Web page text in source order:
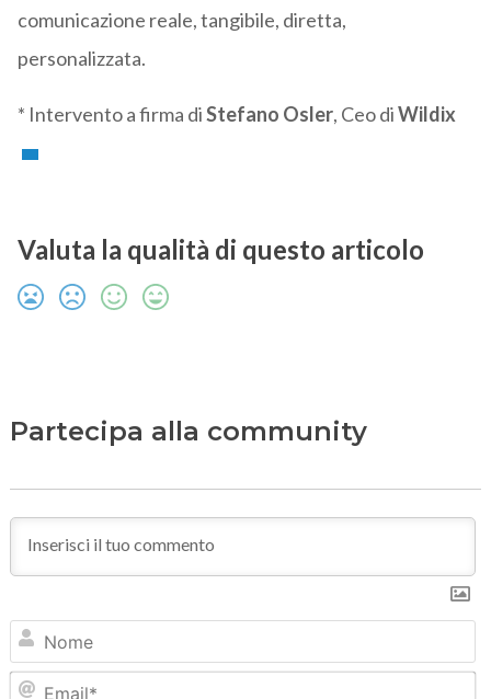
comunicazione reale, tangibile, diretta,
personalizzata.
* Intervento a firma diStefano Osler, Ceo diWildix
Valuta la qualità di questo articolo
Partecipa alla community